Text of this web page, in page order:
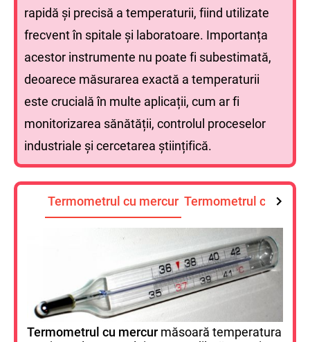
rapidă și precisă a temperaturii, fiind utilizate
frecvent în spitale și laboratoare. Importanța
acestor instrumente nu poate fi subestimată,
deoarece măsurarea exactă a temperaturii
este crucială în multe aplicații, cum ar fi
monitorizarea sănătății, controlul proceselor
industriale și cercetarea științifică.
Termometrul cu mercur Termometrul cu alcool
Termometrul cu mercur măsoară temperatura